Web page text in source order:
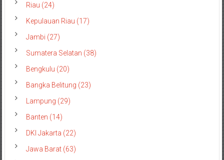
Riau (24)
Kepulauan Riau (17)
Jambi (27)
Sumatera Selatan (38)
Bengkulu (20)
Bangka Belitung (23)
Lampung (29)
Banten (14)
DKI Jakarta (22)
Jawa Barat (63)